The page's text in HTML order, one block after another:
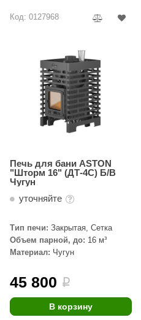
Код: 0127968
Печь для бани ASTON
"Шторм 16" (ДТ-4С) Б/В
Чугун
уточняйте
Тип печи: Закрытая, Сетка
Объем парной, до: 16 м³
Материал: Чугун
45 800 i
В корзину